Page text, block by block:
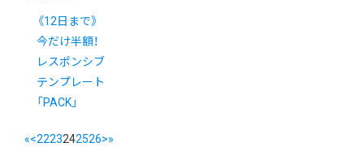
《12日まで》
今だけ半額！
レスポンシブ
テンプレート
「PACK」
«<2223242526>»